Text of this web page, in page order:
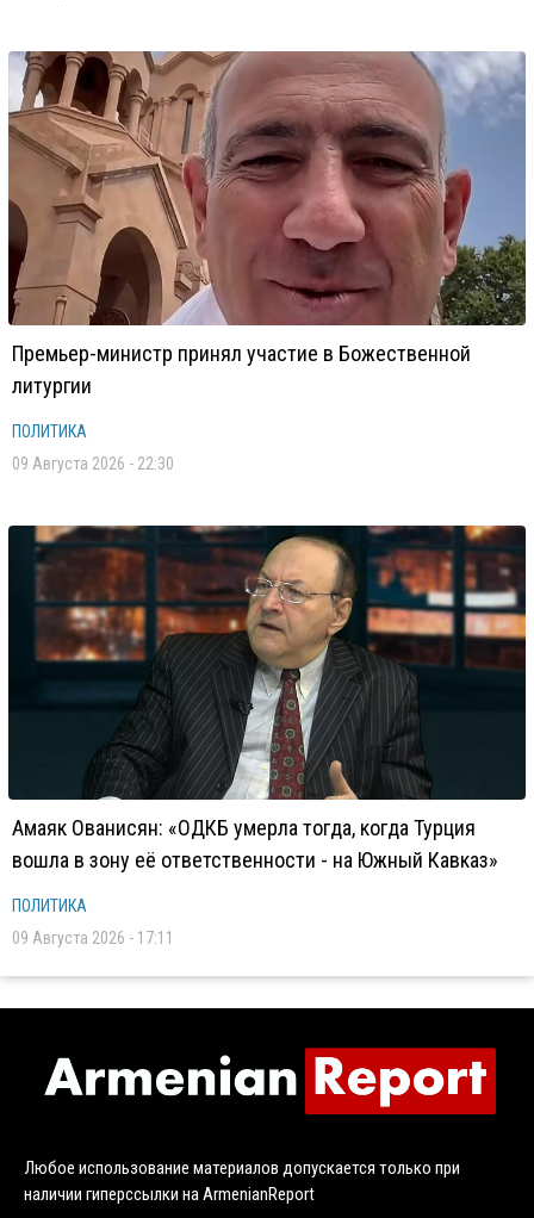
Премьер-министр принял участие в Божественной
литургии
ПОЛИТИКА
09 Августа 2026 - 22:30
Амаяк Ованисян: «ОДКБ умерла тогда, когда Турция
вошла в зону её ответственности - на Южный Кавказ»
ПОЛИТИКА
09 Августа 2026 - 17:11
Любое использование материалов допускается только при
наличии гиперссылки на ArmenianReport